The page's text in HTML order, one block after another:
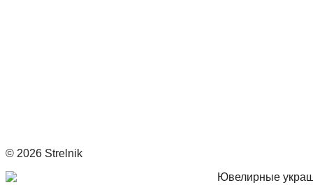
© 2026 Strelnik